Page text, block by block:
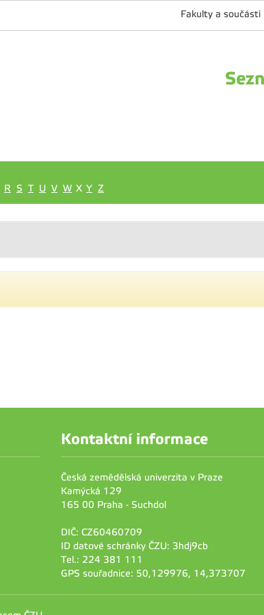
Fakulty a součásti
R S T U V W X Y Z
Kontaktní informace
Česká zemědělská univerzita v Praze
Kamýcká 129
165 00 Praha - Suchdol
DIČ: CZ60460709
ID datové schránky ČZU: 3hdj9cb
Tel.: 224 381 111
GPS souřadnice: 50,129976, 14,373707